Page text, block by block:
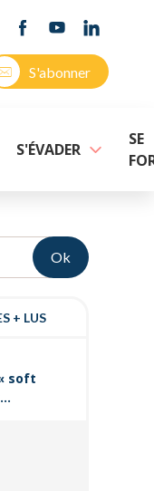
S'abonner
S'ÉVADER
SE
Ok
+ LUS